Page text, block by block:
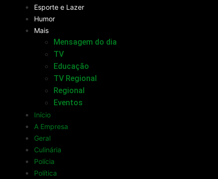
Esporte e Lazer
Humor
Mais
Mensagem do dia
TV
Educação
TV Regional
Regional
Eventos
Início
A Empresa
Geral
Culinária
Polícia
Política